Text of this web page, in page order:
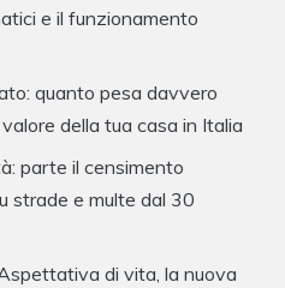
e il funzionamento
quanto pesa davvero
della tua casa in Italia
parte il censimento
strade e multe dal 30
di vita, la nuova